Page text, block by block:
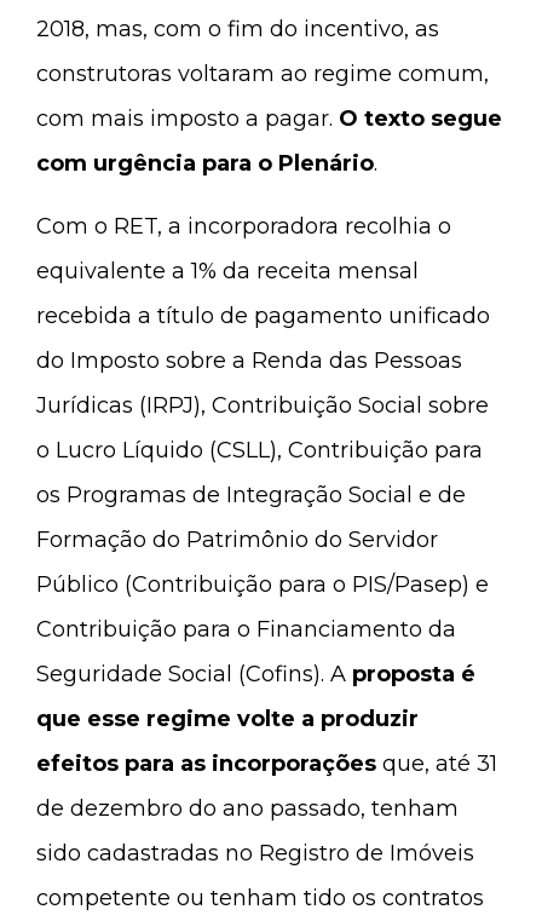
2018, mas, com o fim do incentivo, as
construtoras voltaram ao regime comum,
com mais imposto a pagar. O texto segue
com urgência para o Plenário.
Com o RET, a incorporadora recolhia o
equivalente a 1% da receita mensal
recebida a título de pagamento unificado
do Imposto sobre a Renda das Pessoas
Jurídicas (IRPJ), Contribuição Social sobre
o Lucro Líquido (CSLL), Contribuição para
os Programas de Integração Social e de
Formação do Patrimônio do Servidor
Público (Contribuição para o PIS/Pasep) e
Contribuição para o Financiamento da
Seguridade Social (Cofins). A proposta é
que esse regime volte a produzir
efeitos para as incorporações que, até 31
de dezembro do ano passado, tenham
sido cadastradas no Registro de Imóveis
competente ou tenham tido os contratos